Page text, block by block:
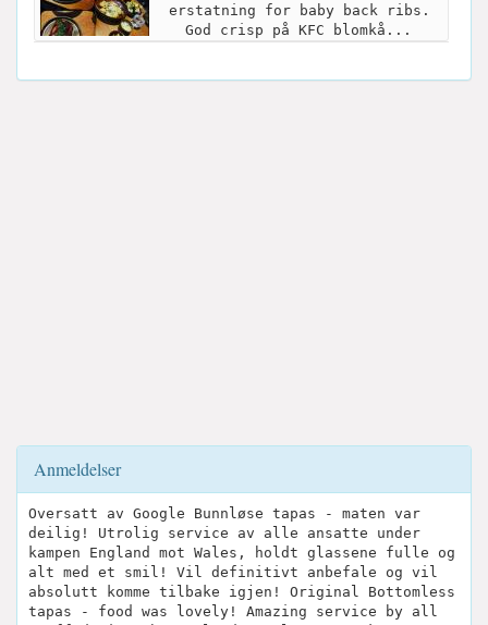
erstatning for baby back ribs.
God crisp på KFC blomkå...
Anmeldelser
Oversatt av Google Bunnløse tapas - maten var
deilig! Utrolig service av alle ansatte under
kampen England mot Wales, holdt glassene fulle og
alt med et smil! Vil definitivt anbefale og vil
absolutt komme tilbake igjen! Original Bottomless
tapas - food was lovely! Amazing service by all